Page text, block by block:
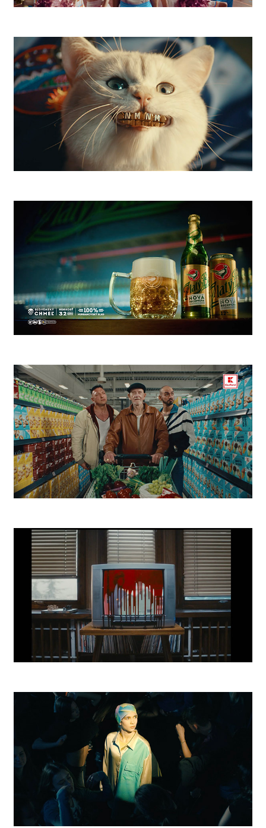
Radosť 9 a pol
SLSP NMNM
Zlatý Bažant Aký Bol
Kaufland Žreby
Nastenka